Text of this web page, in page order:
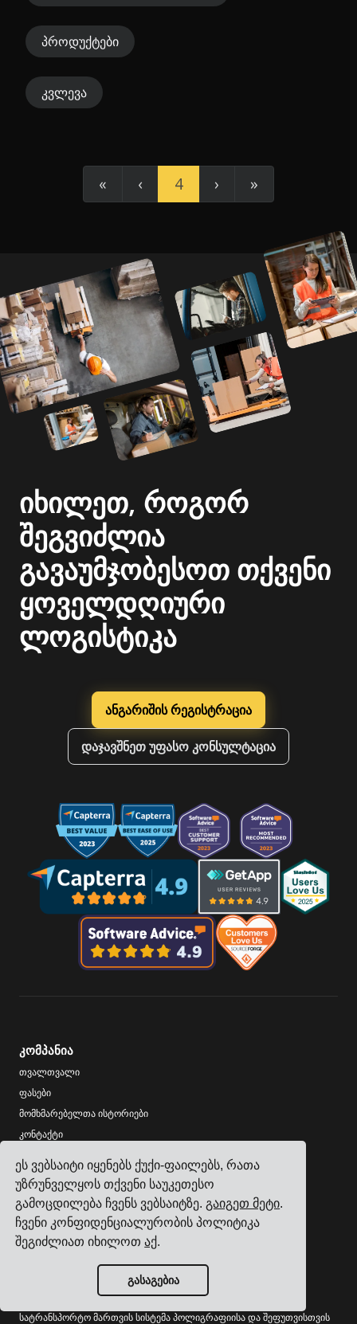
ეს ვებსაიტი იყენებს ქუქი-ფაილებს, რათა
უზრუნველყოს თქვენი საუკეთესო
გამოცდილება ჩვენს ვებსაიტზე. გაიგეთ მეტი.
ჩვენი კონფიდენციალურობის პოლიტიკა
შეგიძლიათ იხილოთაქ.
გასაგებია
პროდუქტები
კვლევა
« ‹ 4 › »
იხილეთ, როგორ
შეგვიძლია
გავაუმჯობესოთ თქვენი
ყოველდღიური
ლოგისტიკა
ანგარიშის რეგისტრაცია
დაჯავშნეთ უფასო კონსულტაცია
კომპანია
თვალთვალი
ფასები
მომხმარებელთა ისტორიები
კონტაქტი
ინდუსტრიები
სატრანსპორტო მართვის სისტემა ელექტრონიკის
მწარმოებლებისთვის
სატრანსპორტო მართვის სისტემა ქიმიური პროდუქტების
მწარმოებლებისთვის
სატრანსპორტო მართვის სისტემა ლითონისა და
მანქანათმშენებლობის მწარმოებლებისთვის
სატრანსპორტო მართვის სისტემა პოლიგრაფიისა და შეფუთვისთვის